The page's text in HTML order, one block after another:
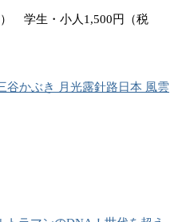
学生・小人1,500円（税
谷かぶき 月光露針路日本 風雲